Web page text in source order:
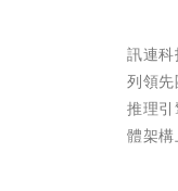
訊連
列領
推理
體架構